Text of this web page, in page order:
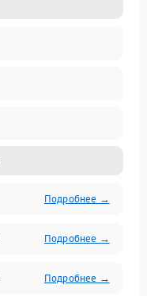
Подробнее →
Подробнее →
Подробнее →